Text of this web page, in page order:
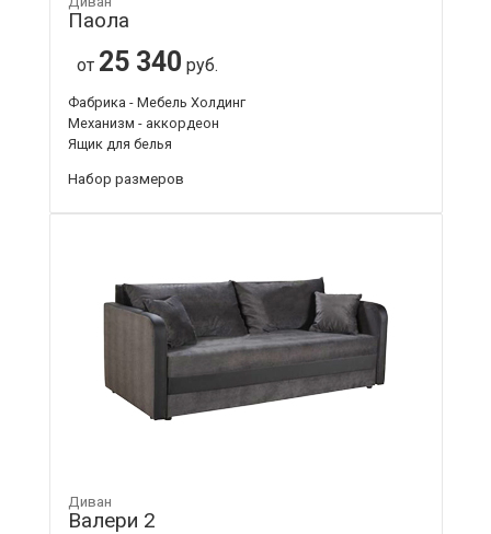
Паола
от 25 340 руб.
Фабрика - Мебель Холдинг
Механизм - аккордеон
Ящик для белья
Набор размеров
Диван
Валери 2